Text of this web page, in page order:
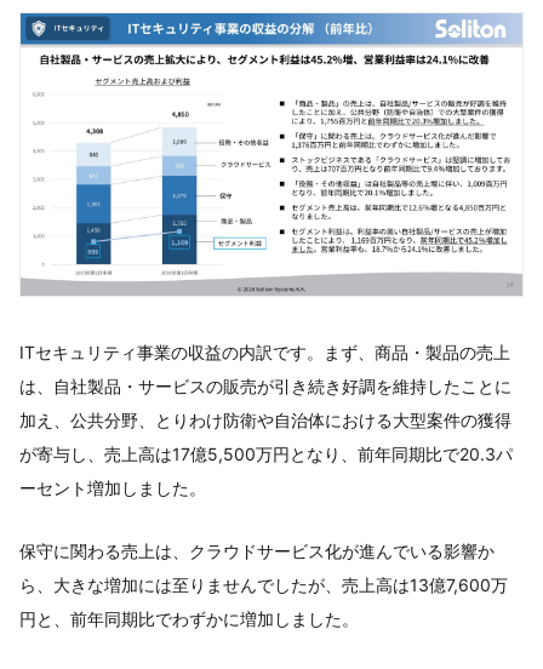
ITセキュリティ事業の収益の内訳です。まず、商品・製品の売上
は、自社製品・サービスの販売が引き続き好調を維持したことに
加え、公共分野、とりわけ防衛や自治体における大型案件の獲得
が寄与し、売上高は17億5,500万円となり、前年同期比で20.3パ
ーセント増加しました。
保守に関わる売上は、クラウドサービス化が進んでいる影響か
ら、大きな増加には至りませんでしたが、売上高は13億7,600万
円と、前年同期比でわずかに増加しました。